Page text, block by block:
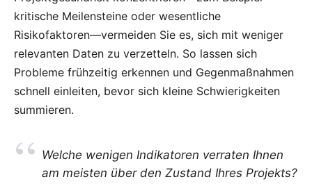
kritische Meilensteine oder wesentliche
Risikofaktoren—vermeiden Sie es, sich mit weniger
relevanten Daten zu verzetteln. So lassen sich
Probleme frühzeitig erkennen und Gegenmaßnahmen
schnell einleiten, bevor sich kleine Schwierigkeiten
summieren.
Welche wenigen Indikatoren verraten Ihnen
am meisten über den Zustand Ihres Projekts?